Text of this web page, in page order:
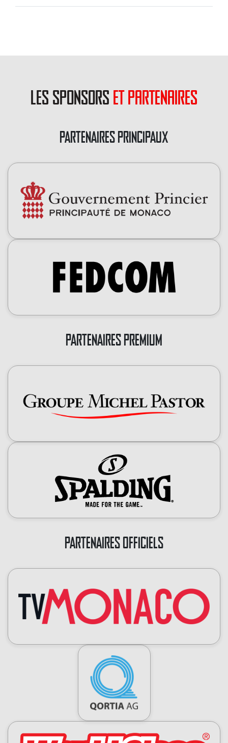
les sponsors et partenaires
PARTENAIRES PRINCIPAUX
PARTENAIRES PREMIUM
PARTENAIRES OFFICIELS